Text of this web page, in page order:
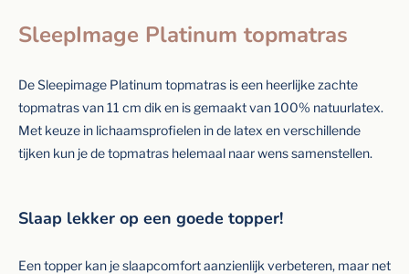
SleepImage Platinum topmatras
De Sleepimage Platinum topmatras is een heerlijke zachte
topmatras van 11 cm dik en is gemaakt van 100% natuurlatex.
Met keuze in lichaamsprofielen in de latex en verschillende
tijken kun je de topmatras helemaal naar wens samenstellen.
Slaap lekker op een goede topper!
Een topper kan je slaapcomfort aanzienlijk verbeteren, maar net